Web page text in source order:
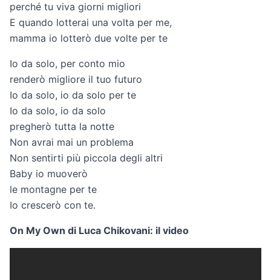
perché tu viva giorni migliori
E quando lotterai una volta per me,
mamma io lotterò due volte per te
Io da solo, per conto mio
renderò migliore il tuo futuro
Io da solo, io da solo per te
Io da solo, io da solo
pregherò tutta la notte
Non avrai mai un problema
Non sentirti più piccola degli altri
Baby io muoverò
le montagne per te
Io crescerò con te.
On My Own di Luca Chikovani: il video